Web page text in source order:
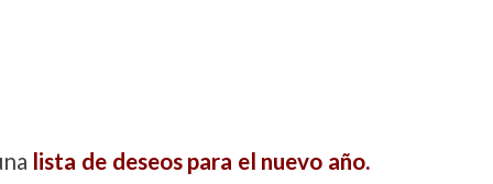
lista de deseos para el nuevo año.